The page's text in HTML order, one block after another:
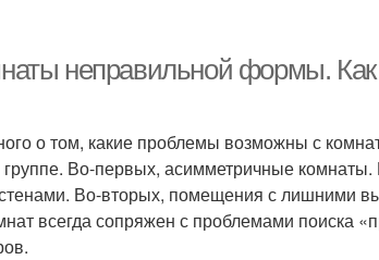
неправильной формы.
о том, какие проблемы возможны с
группе. Во-первых, асимметричные
Во-вторых, помещения с лишними
всегда сопряжен с проблемами поиска